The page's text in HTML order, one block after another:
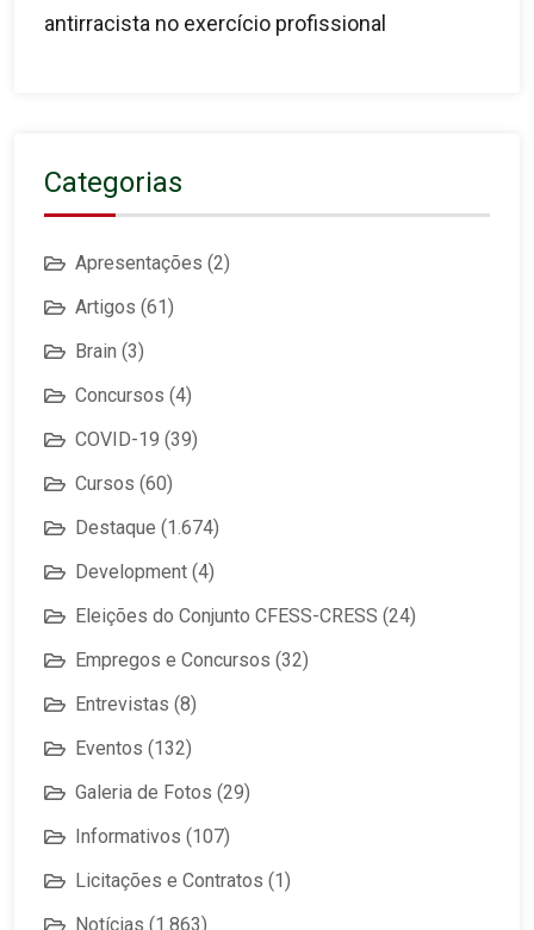
antirracista no exercício profissional
Categorias
Apresentações (2)
Artigos (61)
Brain (3)
Concursos (4)
COVID-19 (39)
Cursos (60)
Destaque (1.674)
Development (4)
Eleições do Conjunto CFESS-CRESS (24)
Empregos e Concursos (32)
Entrevistas (8)
Eventos (132)
Galeria de Fotos (29)
Informativos (107)
Licitações e Contratos (1)
Notícias (1.863)